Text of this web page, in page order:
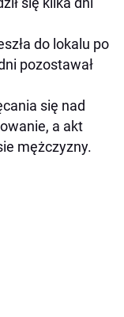
do lokalu po
pozostawał
się nad
a akt
mężczyzny.